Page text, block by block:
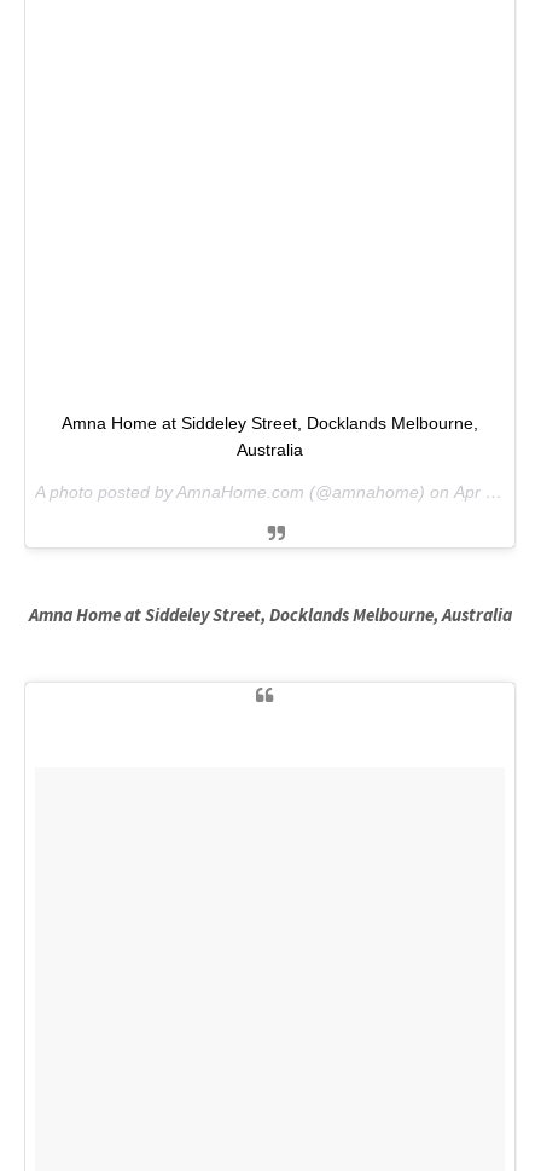
Amna Home at Siddeley Street, Docklands Melbourne,
Australia
A photo posted by AmnaHome.com (@amnahome) on Apr 11, 2016 at 9:45pm PDT
Amna Home at Siddeley Street, Docklands Melbourne, Australia